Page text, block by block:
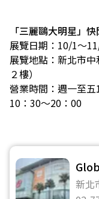
「三麗鷗大明星」
展覽日期：10/1～
展覽地點：新北市
２樓）
營業時間：週一至
10：30～20：00
新北